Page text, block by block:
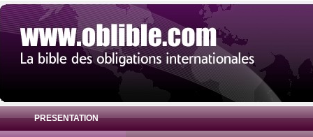
PRESENTATION